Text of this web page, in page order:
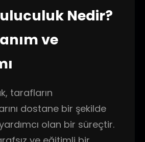
Nedir?
ve
tarafların
dostane bir şekilde
olan bir süreçtir.